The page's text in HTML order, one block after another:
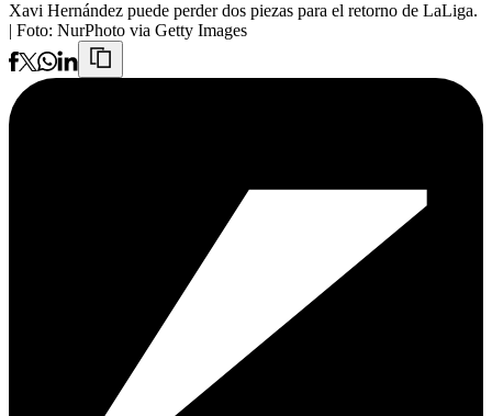
Xavi Hernández puede perder dos piezas para el retorno de LaLiga.
| Foto: NurPhoto via Getty Images